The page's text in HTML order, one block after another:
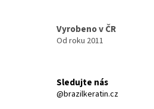
Vyrobeno v ČR
Od roku 2011
Sledujte nás
@brazilkeratin.cz